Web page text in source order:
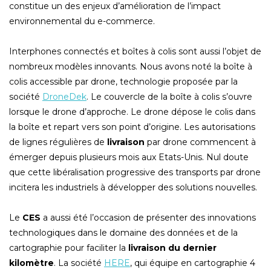
constitue un des enjeux d’amélioration de l’impact
environnemental du e-commerce.
Interphones connectés et boîtes à colis sont aussi l’objet de
nombreux modèles innovants. Nous avons noté la boîte à
colis accessible par drone, technologie proposée par la
société DroneDek. Le couvercle de la boîte à colis s’ouvre
lorsque le drone d’approche. Le drone dépose le colis dans
la boîte et repart vers son point d’origine. Les autorisations
de lignes régulières de livraison par drone commencent à
émerger depuis plusieurs mois aux Etats-Unis. Nul doute
que cette libéralisation progressive des transports par drone
incitera les industriels à développer des solutions nouvelles.
Le CES a aussi été l’occasion de présenter des innovations
technologiques dans le domaine des données et de la
cartographie pour faciliter la livraison du dernier
kilomètre. La société HERE, qui équipe en cartographie 4